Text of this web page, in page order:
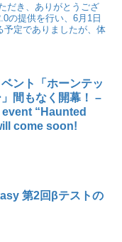
だき、ありがとうござ
の提供を行い、6月1日
予定でありましたが、体
ント「ホーンテッ
」間もなく開幕！ –
“Haunted
come soon!
第2回βテストの